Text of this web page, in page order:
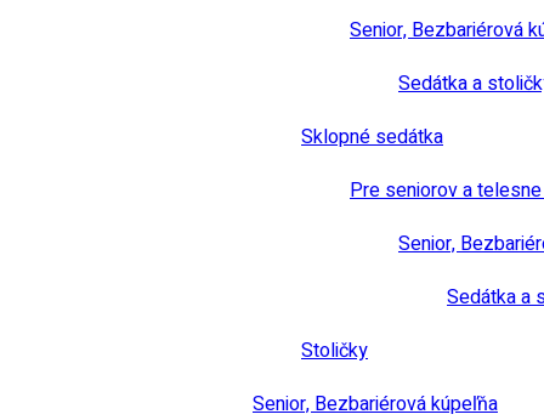
Senior, Bezbariérová
Sedátka a
Sklopné sedátka
Pre seniorov a
Senior,
Sedátka a
Stoličky
Senior, Bezbariérová kúpeľňa